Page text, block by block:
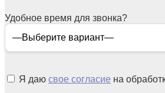
Удобное время для звонка?
Я даю свое согласие на